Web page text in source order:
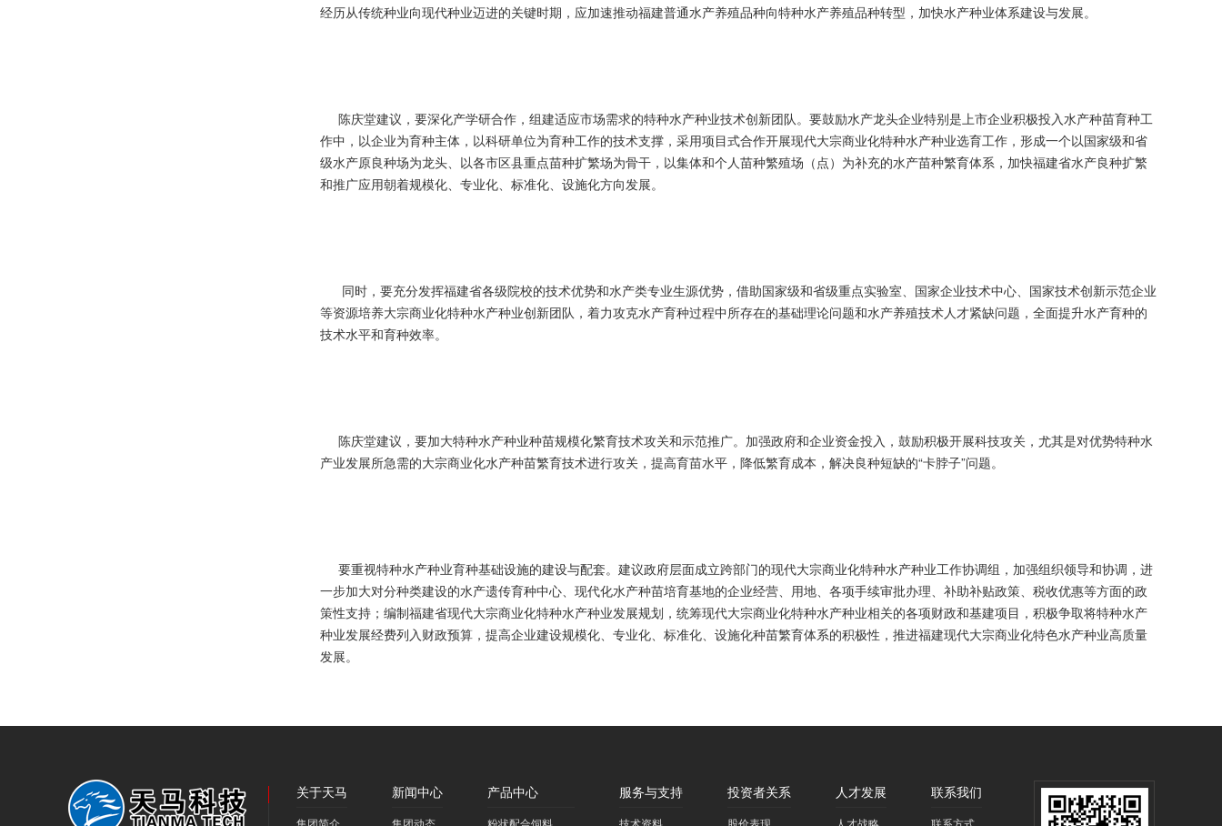
经历从传统种业向现代种业迈进的关键时期，应加速推动福建普通水产养殖品种向特种水产养殖品种转型，加快水产种业体系建设与发展。
陈庆堂建议，要深化产学研合作，组建适应市场需求的特种水产种业技术创新团队。要鼓励水产龙头企业特别是上市企业积极投入水产种苗育种工
作中，以企业为育种主体，以科研单位为育种工作的技术支撑，采用项目式合作开展现代大宗商业化特种水产种业选育工作，形成一个以国家级和省
级水产原良种场为龙头、以各市区县重点苗种扩繁场为骨干，以集体和个人苗种繁殖场（点）为补充的水产苗种繁育体系，加快福建省水产良种扩繁
和推广应用朝着规模化、专业化、标准化、设施化方向发展。
同时，要充分发挥福建省各级院校的技术优势和水产类专业生源优势，借助国家级和省级重点实验室、国家企业技术中心、国家技术创新示范企业
等资源培养大宗商业化特种水产种业创新团队，着力攻克水产育种过程中所存在的基础理论问题和水产养殖技术人才紧缺问题，全面提升水产育种的
技术水平和育种效率。
陈庆堂建议，要加大特种水产种业种苗规模化繁育技术攻关和示范推广。加强政府和企业资金投入，鼓励积极开展科技攻关，尤其是对优势特种水
产业发展所急需的大宗商业化水产种苗繁育技术进行攻关，提高育苗水平，降低繁育成本，解决良种短缺的“卡脖子”问题。
要重视特种水产种业育种基础设施的建设与配套。建议政府层面成立跨部门的现代大宗商业化特种水产种业工作协调组，加强组织领导和协调，进
一步加大对分种类建设的水产遗传育种中心、现代化水产种苗培育基地的企业经营、用地、各项手续审批办理、补助补贴政策、税收优惠等方面的政
策性支持；编制福建省现代大宗商业化特种水产种业发展规划，统筹现代大宗商业化特种水产种业相关的各项财政和基建项目，积极争取将特种水产
种业发展经费列入财政预算，提高企业建设规模化、专业化、标准化、设施化种苗繁育体系的积极性，推进福建现代大宗商业化特色水产种业高质量
发展。
关于天马
集团简介
新闻中心
集团动态
产品中心
粉状配合饲料
服务与支持
技术资料
投资者关系
股价表现
人才发展
人才战略
联系我们
联系方式